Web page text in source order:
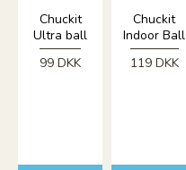
Chuckit
Ultra ball
99 DKK
Chuckit
Indoor Ball
119 DKK